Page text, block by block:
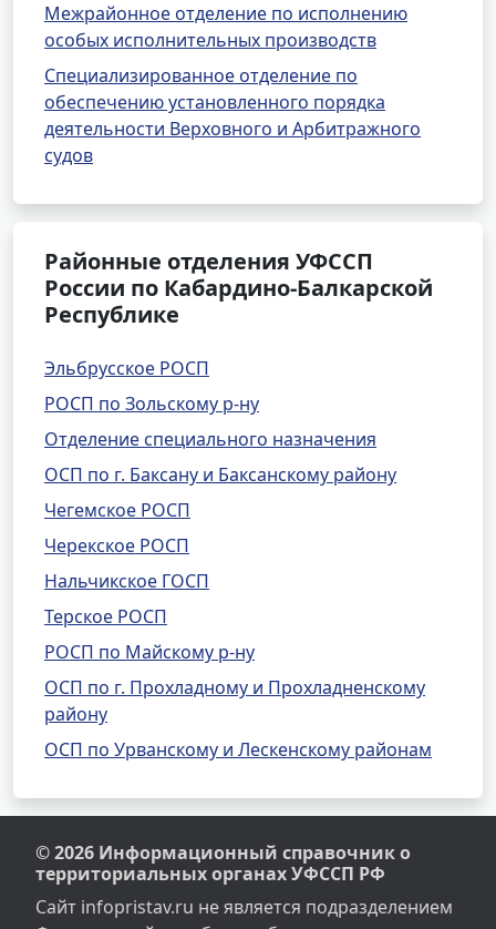
Межрайонное отделение по исполнению
особых исполнительных производств
Специализированное отделение по
обеспечению установленного порядка
деятельности Верховного и Арбитражного
судов
Районные отделения УФССП
России по Кабардино-Балкарской
Республике
Эльбрусское РОСП
РОСП по Зольскому р-ну
Отделение специального назначения
ОСП по г. Баксану и Баксанскому району
Чегемское РОСП
Черекское РОСП
Нальчикское ГОСП
Терское РОСП
РОСП по Майскому р-ну
ОСП по г. Прохладному и Прохладненскому
району
ОСП по Урванскому и Лескенскому районам
© 2026 Информационный справочник о
территориальных органах УФССП РФ
Сайт infopristav.ru не является подразделением